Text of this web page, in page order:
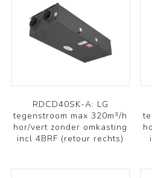
RDCD40SK-A: LG
tegenstroom max 320m³/h
hor/vert zonder omkasting
incl 4BRF (retour rechts)